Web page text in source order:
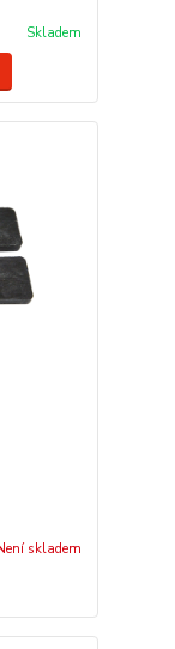
Skladem
skladem